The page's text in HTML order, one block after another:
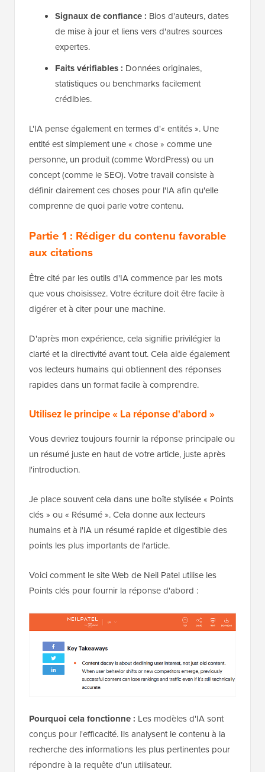
Signaux de confiance : Bios d'auteurs, dates
de mise à jour et liens vers d'autres sources
expertes.
Faits vérifiables : Données originales,
statistiques ou benchmarks facilement
crédibles.
L'IA pense également en termes d'« entités ». Une
entité est simplement une « chose » comme une
personne, un produit (comme WordPress) ou un
concept (comme le SEO). Votre travail consiste à
définir clairement ces choses pour l'IA afin qu'elle
comprenne de quoi parle votre contenu.
Partie 1 : Rédiger du contenu favorable
aux citations
Être cité par les outils d'IA commence par les mots
que vous choisissez. Votre écriture doit être facile à
digérer et à citer pour une machine.
D'après mon expérience, cela signifie privilégier la
clarté et la directivité avant tout. Cela aide également
vos lecteurs humains qui obtiennent des réponses
rapides dans un format facile à comprendre.
Utilisez le principe « La réponse d'abord »
Vous devriez toujours fournir la réponse principale ou
un résumé juste en haut de votre article, juste après
l'introduction.
Je place souvent cela dans une boîte stylisée « Points
clés » ou « Résumé ». Cela donne aux lecteurs
humains et à l'IA un résumé rapide et digestible des
points les plus importants de l'article.
Voici comment le site Web de Neil Patel utilise les
Points clés pour fournir la réponse d'abord :
Pourquoi cela fonctionne : Les modèles d'IA sont
conçus pour l'efficacité. Ils analysent le contenu à la
recherche des informations les plus pertinentes pour
répondre à la requête d'un utilisateur.